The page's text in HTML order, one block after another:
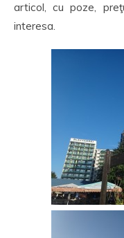
articol, cu poze,
interesa.